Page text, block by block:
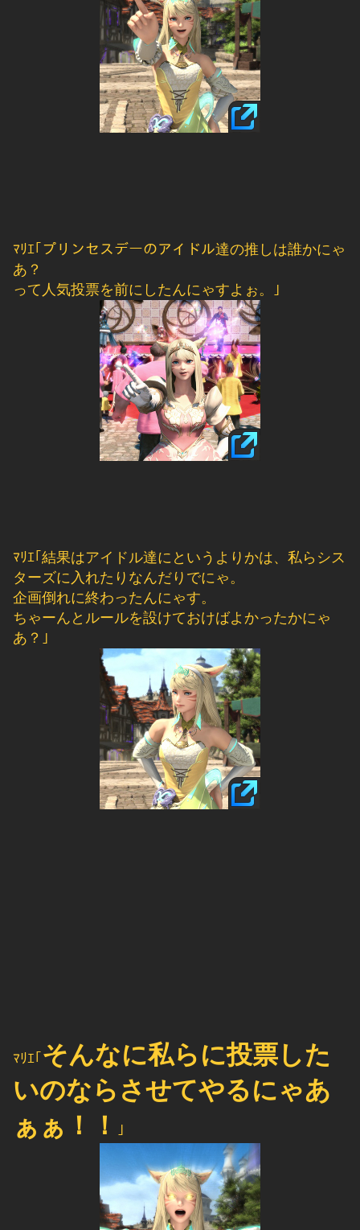
ﾏﾘｴ｢プリンセスデーのアイドル達の推しは誰かにゃ
あ？
って人気投票を前にしたんにゃすよぉ。｣
ﾏﾘｴ｢結果はアイドル達にというよりかは、私らシス
ターズに入れたりなんだりでにゃ。
企画倒れに終わったんにゃす。
ちゃーんとルールを設けておけばよかったかにゃ
あ？｣
ﾏﾘｴ｢ そんなに私らに投票した
いのならさせてやるにゃあ
ぁぁ！！
｣